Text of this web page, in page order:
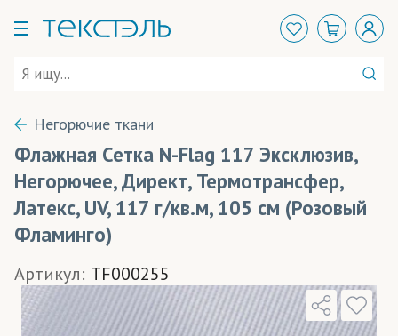
Негорючие ткани
Флажная Сетка N-Flag 117 Эксклюзив,
Негорючее, Директ, Термотрансфер,
Латекс, UV, 117 г/кв.м, 105 см (Розовый
Фламинго)
Артикул: TF000255